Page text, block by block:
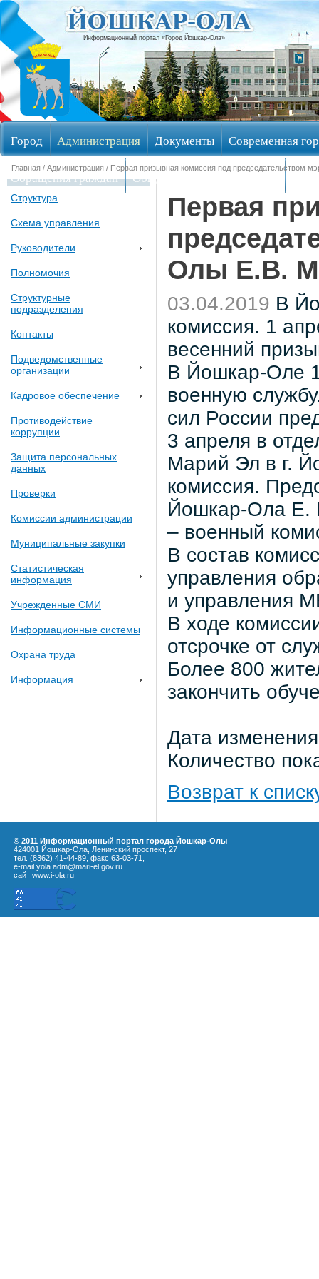
Информационный портал «Город Йошкар-Ола»
Город Администрация Документы Современная
Обращения граждан Общественные обсуждения
Главная / Администрация / Первая призывная комиссия под председательством
Структура
Схема управления
Руководители
Полномочия
Структурные
подразделения
Контакты
Подведомственные
организации
Кадровое обеспечение
Противодействие
коррупции
Защита персональных
данных
Проверки
Комиссии администрации
Муниципальные закупки
Статистическая
информация
Учрежденные СМИ
Информационные системы
Охрана труда
Информация
Первая
Олы Е.В.
03.04.2019 В
комиссия. 1
весенний
В Йошкар-Оле
военную
сил России
3 апреля в
Марий Эл в г.
комиссия.
Йошкар-Ола Е.
– военный
В состав
управления
и управления
В ходе
отсрочке от
Более 800
закончить
Дата
Количество
Возврат к
© 2011 Информационный портал города Йошкар-Олы
424001 Йошкар-Ола, Ленинский проспект, 27
тел. (8362) 41-44-89, факс 63-03-71,
e-mail yola.adm@mari-el.gov.ru
сайт www.i-ola.ru